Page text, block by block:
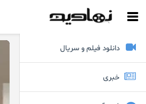
دانلود فیلم و سریال
خبری